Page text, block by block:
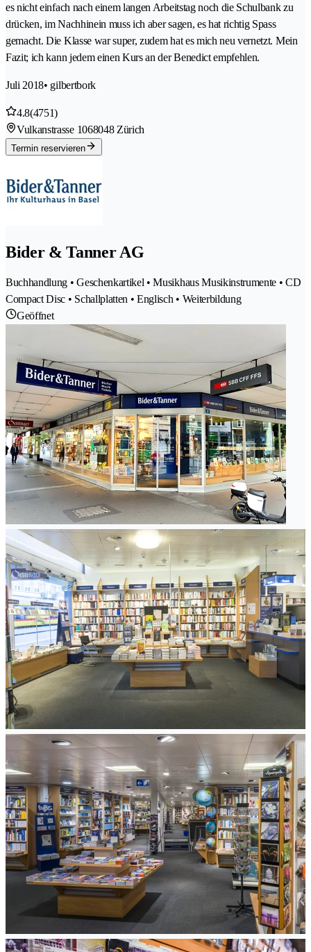
es nicht einfach nach einem langen Arbeitstag noch die Schulbank zu
drücken, im Nachhinein muss ich aber sagen, es hat richtig Spass
gemacht. Die Klasse war super, zudem hat es mich neu vernetzt. Mein
Fazit; ich kann jedem einen Kurs an der Benedict empfehlen.
Juli 2018• gilbertbork
4.8(4751)
Vulkanstrasse 1068048 Zürich
Termin reservieren
Bider & Tanner AG
Buchhandlung • Geschenkartikel • Musikhaus Musikinstrumente • CD
Compact Disc • Schallplatten • Englisch • Weiterbildung
Geöffnet